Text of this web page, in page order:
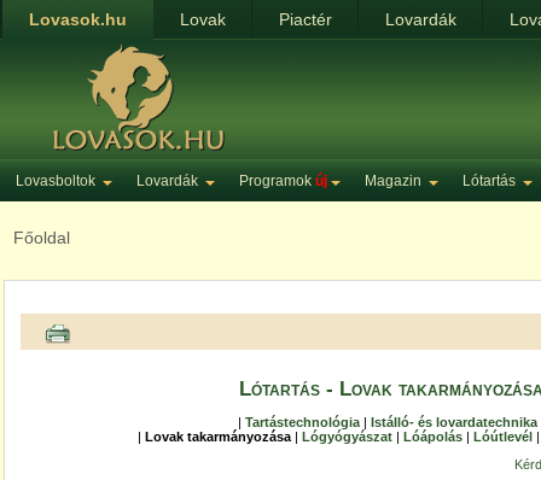
Lovasok.hu Lovak Piactér Lovardák
Lovasboltok Lovardák Programok új Magazin Lótartás
Főoldal
Lótartás - Lovak
| Tartástechnológia | Istálló- és lovardatechnika
| Lovak takarmányozása| Lógyógyászat | Lóápolás | Lóútlevél |